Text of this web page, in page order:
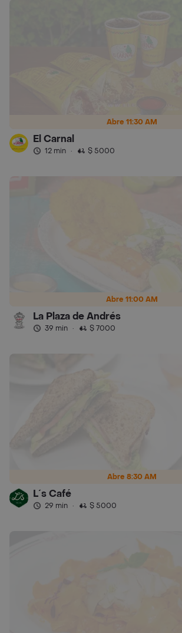
Abre 11:30 AM
El Carnal
12 min · $ 5000
Abre 11:00 AM
La Plaza de Andrés
39 min · $ 7000
Abre 8:30 AM
L´s Café
29 min · $ 5000